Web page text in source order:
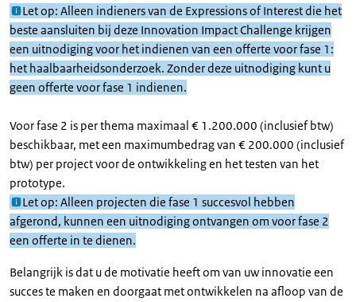
Let op: Alleen indieners van de Expressions of Interest die het
beste aansluiten bij deze Innovation Impact Challenge krijgen
een uitnodiging voor het indienen van een offerte voor fase 1:
het haalbaarheidsonderzoek. Zonder deze uitnodiging kunt u
geen offerte voor fase 1 indienen.
Voor fase 2 is per thema maximaal € 1.200.000 (inclusief btw)
beschikbaar, met een maximumbedrag van € 200.000 (inclusief
btw) per project voor de ontwikkeling en het testen van het
prototype.
Let op: Alleen projecten die fase 1 succesvol hebben
afgerond, kunnen een uitnodiging ontvangen om voor fase 2
een offerte in te dienen.
Belangrijk is dat u de motivatie heeft om van uw innovatie een
succes te maken en doorgaat met ontwikkelen na afloop van de